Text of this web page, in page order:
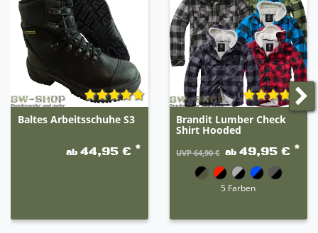
und somit auch unterschiedliche Eigenschaften der
jeweiligen Artikel. Die erste Farbe ist der Hauptteil
der Hose. Beispiel: grau-schwarz 80% grau / 20%
schwarz.
Baltes Arbeitsschuhe S3
ab44,95 € *
Brandit Lumber Check
Shirt Hooded
UVP 64,90 € ab 49,95 € *
5 Farben